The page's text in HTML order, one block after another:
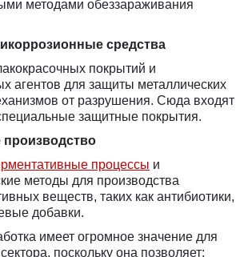
методами обеззараживания
средства
покрытий и
агентов для защиты металлических
от разрушения. Сюда входят
защитные покрытия.
производство
процессы и
методы для производства
веществ, таких как антибиотики,
добавки.
имеет огромное значение для
поскольку она позволяет: